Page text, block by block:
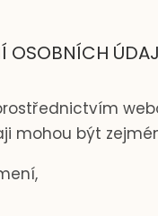
OSOBNÍCH
mohou být